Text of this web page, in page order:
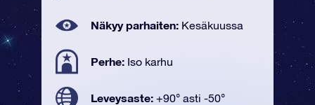
Näkyy parhaiten: Kesäkuussa
Perhe: Iso karhu
Leveysaste: +90° asti -50°